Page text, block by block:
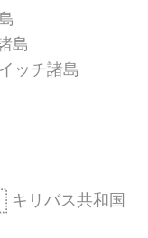
島
ッチ諸島
キリバス共和国